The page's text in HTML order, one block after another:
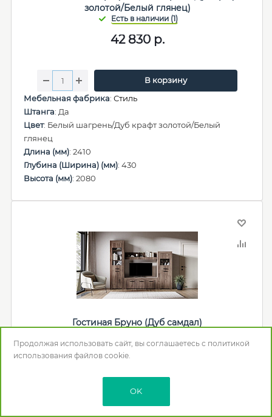
золотой/Белый глянец)
42 830р.
В корзину
Мебельная фабрика: Стиль
Штанга: Да
Цвет: Белый шагрень/Дуб крафт золотой/Белый
глянец
Длина (мм): 2410
Глубина (Ширина) (мм): 430
Высота (мм): 2080
Гостиная Бруно (Дуб самдал)
43 300
В корзину
Продолжая использовать сайт, вы соглашаетесь с политикой
использования файлов cookie.
OK